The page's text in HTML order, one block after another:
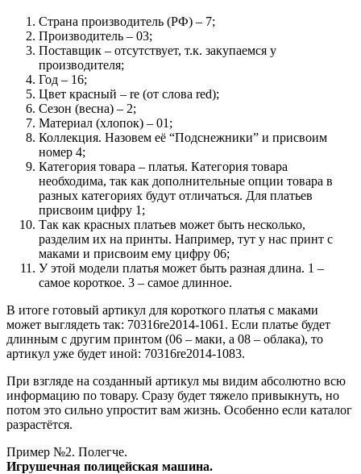
Страна производитель (РФ) – 7;
Производитель – 03;
Поставщик – отсутствует, т.к. закупаемся у
производителя;
Год – 16;
Цвет красный – re (от слова red);
Сезон (весна) – 2;
Материал (хлопок) – 01;
Коллекция. Назовем её “Подснежники” и присвоим
номер 4;
Категория товара – платья. Категория товара
необходима, так как дополнительные опции товара в
разных категориях будут отличаться. Для платьев
присвоим цифру 1;
Так как красных платьев может быть несколько,
разделим их на принты. Например, тут у нас принт с
маками и присвоим ему цифру 06;
У этой модели платья может быть разная длина. 1 –
самое короткое. 3 – самое длинное.
В итоге готовый артикул для короткого платья с маками
может выглядеть так: 70316re2014-1061. Если платье будет
длинным с другим принтом (06 – маки, а 08 – облака), то
артикул уже будет иной: 70316re2014-1083.
При взгляде на созданный артикул мы видим абсолютно всю
информацию по товару. Сразу будет тяжело привыкнуть, но
потом это сильно упростит вам жизнь. Особенно если каталог
разрастётся.
Пример №2. Полегче.
Игрушечная полицейская машина.